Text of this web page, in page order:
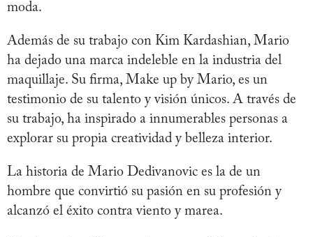
moda.
Además de su trabajo con Kim Kardashian, Mario
ha dejado una marca indeleble en la industria del
maquillaje. Su firma, Make up by Mario, es un
testimonio de su talento y visión únicos. A través de
su trabajo, ha inspirado a innumerables personas a
explorar su propia creatividad y belleza interior.
La historia de Mario Dedivanovic es la de un
hombre que convirtió su pasión en su profesión y
alcanzó el éxito contra viento y marea.